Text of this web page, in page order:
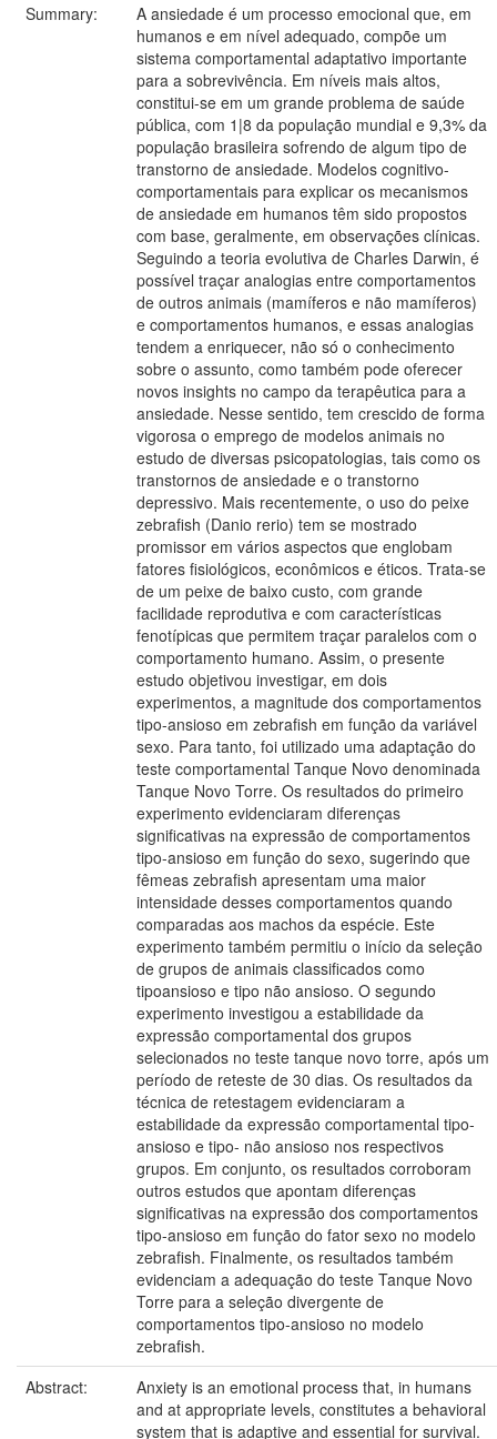
Summary:
A ansiedade é um processo emocional que, em
humanos e em nível adequado, compõe um
sistema comportamental adaptativo importante
para a sobrevivência. Em níveis mais altos,
constitui-se em um grande problema de saúde
pública, com 1|8 da população mundial e 9,3% da
população brasileira sofrendo de algum tipo de
transtorno de ansiedade. Modelos cognitivo-
comportamentais para explicar os mecanismos
de ansiedade em humanos têm sido propostos
com base, geralmente, em observações clínicas.
Seguindo a teoria evolutiva de Charles Darwin, é
possível traçar analogias entre comportamentos
de outros animais (mamíferos e não mamíferos)
e comportamentos humanos, e essas analogias
tendem a enriquecer, não só o conhecimento
sobre o assunto, como também pode oferecer
novos insights no campo da terapêutica para a
ansiedade. Nesse sentido, tem crescido de forma
vigorosa o emprego de modelos animais no
estudo de diversas psicopatologias, tais como os
transtornos de ansiedade e o transtorno
depressivo. Mais recentemente, o uso do peixe
zebrafish (Danio rerio) tem se mostrado
promissor em vários aspectos que englobam
fatores fisiológicos, econômicos e éticos. Trata-se
de um peixe de baixo custo, com grande
facilidade reprodutiva e com características
fenotípicas que permitem traçar paralelos com o
comportamento humano. Assim, o presente
estudo objetivou investigar, em dois
experimentos, a magnitude dos comportamentos
tipo-ansioso em zebrafish em função da variável
sexo. Para tanto, foi utilizado uma adaptação do
teste comportamental Tanque Novo denominada
Tanque Novo Torre. Os resultados do primeiro
experimento evidenciaram diferenças
significativas na expressão de comportamentos
tipo-ansioso em função do sexo, sugerindo que
fêmeas zebrafish apresentam uma maior
intensidade desses comportamentos quando
comparadas aos machos da espécie. Este
experimento também permitiu o início da seleção
de grupos de animais classificados como
tipoansioso e tipo não ansioso. O segundo
experimento investigou a estabilidade da
expressão comportamental dos grupos
selecionados no teste tanque novo torre, após um
período de reteste de 30 dias. Os resultados da
técnica de retestagem evidenciaram a
estabilidade da expressão comportamental tipo-
ansioso e tipo- não ansioso nos respectivos
grupos. Em conjunto, os resultados corroboram
outros estudos que apontam diferenças
significativas na expressão dos comportamentos
tipo-ansioso em função do fator sexo no modelo
zebrafish. Finalmente, os resultados também
evidenciam a adequação do teste Tanque Novo
Torre para a seleção divergente de
comportamentos tipo-ansioso no modelo
zebrafish.
Abstract:
Anxiety is an emotional process that, in humans
and at appropriate levels, constitutes a behavioral
system that is adaptive and essential for survival.